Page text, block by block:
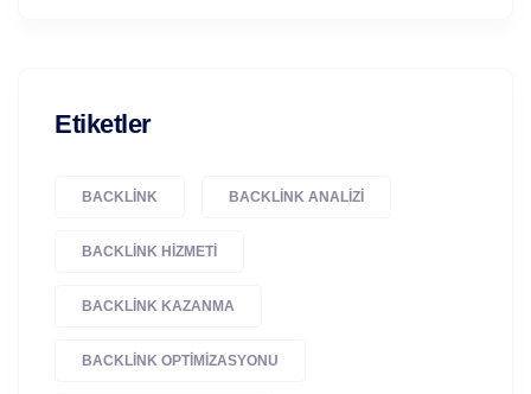
Etiketler
BACKLINK BACKLINK ANALIZI
BACKLINK HIZMETI
BACKLINK KAZANMA
BACKLINK OPTIMIZASYONU